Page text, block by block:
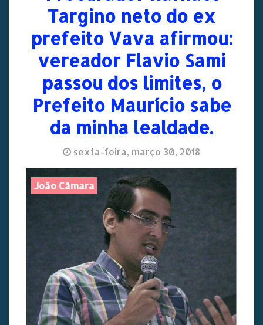
Targino neto do ex
prefeito Vava afirmou:
vereador Flavio Sami
passou dos limites, o
Prefeito Maurício sabe
da minha lealdade.
sexta-feira, março 30, 2018
João Câmara